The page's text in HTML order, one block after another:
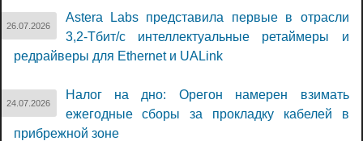
26.07.2026
Astera Labs представила первые в отрасли
3,2-Тбит/с интеллектуальные ретаймеры и
редрайверы для Ethernet и UALink
24.07.2026
Налог на дно: Орегон намерен взимать
ежегодные сборы за прокладку кабелей в
прибрежной зоне